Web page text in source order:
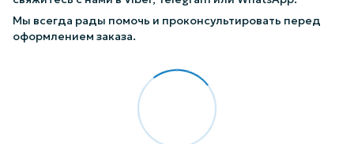
Мы всегда рады помочь и проконсультировать перед
оформлением заказа.